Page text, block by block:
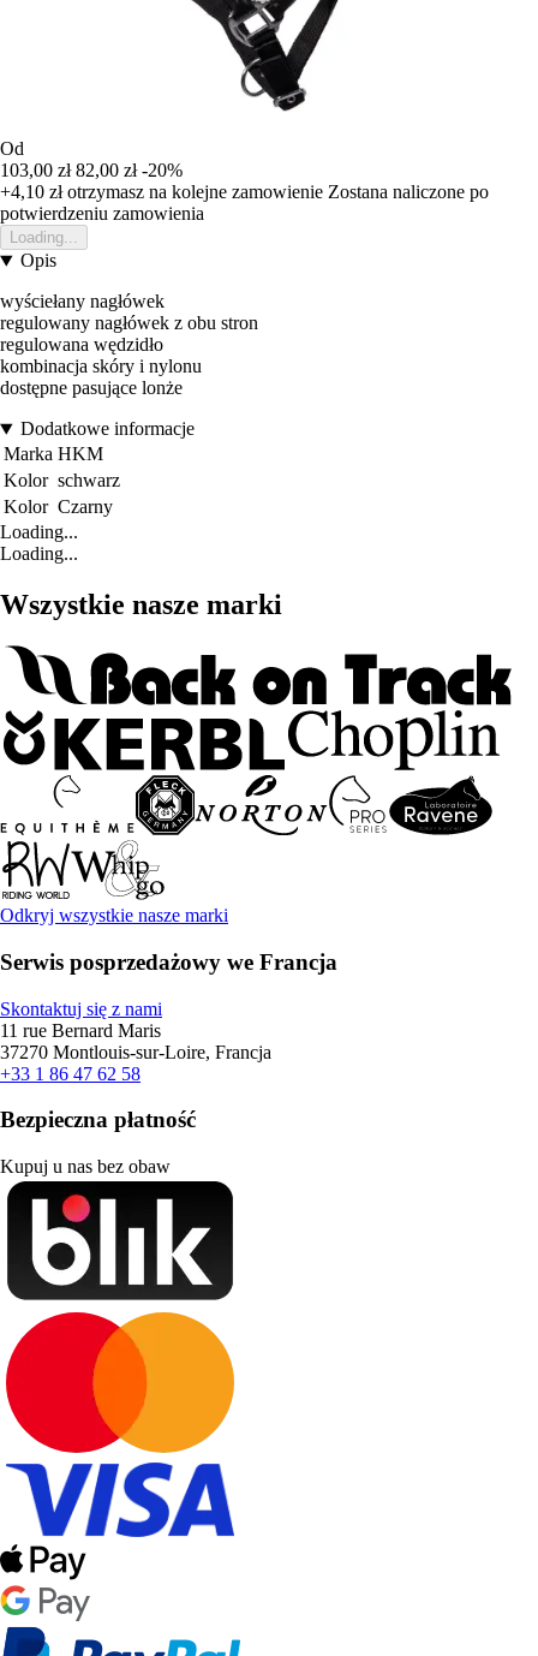
Od
103,00 zł 82,00 zł -20%
+4,10 złotrzymasz na kolejne zamowienie Zostana naliczone po
potwierdzeniu zamowienia
Loading...
Opis
wyściełany nagłówek
regulowany nagłówek z obu stron
regulowana wędzidło
kombinacja skóry i nylonu
dostępne pasujące lonże
Dodatkowe informacje
Marka HKM
Kolor schwarz
Kolor Czarny
Loading...
Loading...
Wszystkie nasze marki
Odkryj wszystkie nasze marki
Serwis posprzedażowy we Francja
Skontaktuj się z nami
11 rue Bernard Maris
37270 Montlouis-sur-Loire, Francja
+33 1 86 47 62 58
Bezpieczna płatność
Kupuj u nas bez obaw